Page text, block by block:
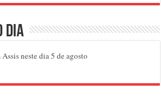
dia
neste dia 5 de agosto